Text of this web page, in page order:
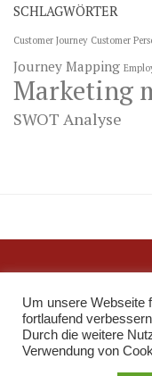
SCHLAGWÖRTER
Customer Journey Customer
Journey Mapping
Marketing
SWOT Analyse
Um unsere Webseite
fortlaufend
Durch die weitere
Verwendung von